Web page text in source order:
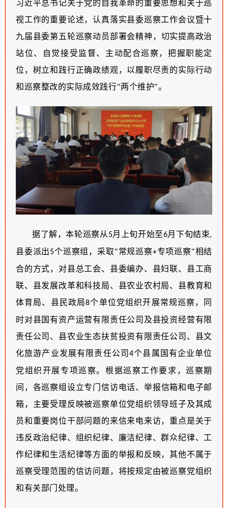
习近平总书记关于党的自我革命的重要思想和关于巡
视工作的重要论述，认真落实县委巡察工作会议暨十
九届县委第五轮巡察动员部署会精神，切实提高政治
站位、
自觉接受监督、主动配合巡察，把握职能定
位，树立和践行正确政绩观，以履职尽责的实际行动
和巡察整改的实际成效践行"两个维护"。
据了解，本轮巡察从 5月上旬开始至6月下旬结束,
县委派出5个巡察组，采取"常规巡察+专项巡察"相结
合的方式，对县总工会、县委编办、县妇联、县工商
联、县发展改革和科技局、县农业农村局、县教育和
体育局、县民政局8个单位党组织开展常规巡察，同
时对县国有资产运营有限责任公司及县投资经营有限
责任公司、县农业生态扶贫投资有限责任公司、县文
化旅游产业发展有限责任公司4个县属国有企业单位
党组织开展专项巡察。根据巡察工作要求，巡察期
间，各巡察组设立专门 信访电话、 举报信箱和电子邮
箱，主要受理反映被巡察单位党组织领导班子及其成
员和重要岗位干部问题的来信来电来访，重点是关于
违反政治纪律、组织纪律、廉洁纪律、群众纪律、工
作纪律和生活纪律等方面的举报和反映，其他不属于
巡察受理范围的信访问题，将按规定由被巡察党组织
和有关部门处理。